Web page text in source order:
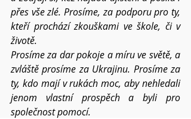
přes vše zlé. Prosíme, za podporu pro ty,
kteří prochází zkouškami ve škole, či v
životě.
Prosíme za dar pokoje a míru ve světě, a
zvláště prosíme za Ukrajinu. Prosíme za
ty, kdo mají v rukách moc, aby nehledali
jenom vlastní prospěch a byli pro
společnost pomocí.